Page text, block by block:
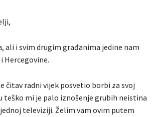
ali i svim drugim građanima jedine nam
Hercegovine.
čitav radni vijek posvetio borbi za svoj
teško mi je palo iznošenje grubih neistina
televiziji. Želim vam ovim putem